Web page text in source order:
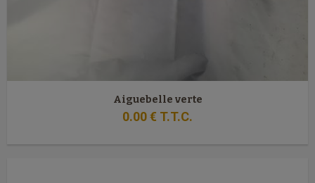
Aiguebelle verte
0.00€ T.T.C.